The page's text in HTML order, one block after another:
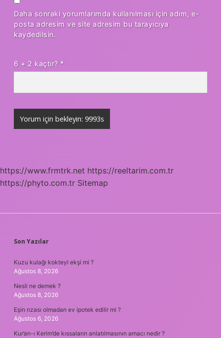
Daha sonraki yorumlarımda kullanılması için adım, e-
posta adresim ve site adresim bu tarayıcıya
kaydedilsin.
6 + 2 kaçtır? *
https://www.frmtrk.net https://reeltarim.com.tr
https://phyto.com.tr Sitemap
SIDEBAR
Son Yazılar
Kuzu kulağı kokteyl ekşi mi ?
Ağustos 8, 2026
Nesli ne demek ?
Ağustos 8, 2026
Eşin rızası olmadan ev ipotek edilir mi ?
Ağustos 6, 2026
Kur’an-ı Kerim’de kıssaların anlatılmasının amacı nedir ?